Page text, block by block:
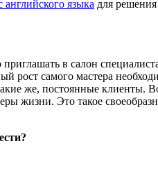
английского языка для
в салон
самого мастера
же, по­стоянные клиенты.
жизни. Это такое